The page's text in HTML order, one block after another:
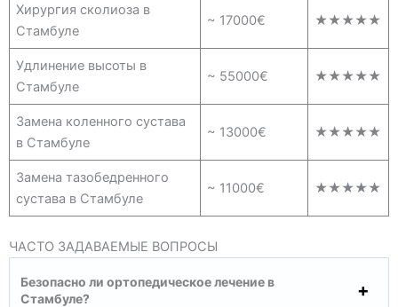
Хирургия сколиоза в
Стамбуле
~ 17000€ ★★★★★
Удлинение высоты в
Стамбуле
~ 55000€ ★★★★★
Замена коленного сустава
в Стамбуле
~ 13000€ ★★★★★
Замена тазобедренного
сустава в Стамбуле
~ 11000€ ★★★★★
ЧАСТО ЗАДАВАЕМЫЕ ВОПРОСЫ
Безопасно ли ортопедическое лечение в
Стамбуле?